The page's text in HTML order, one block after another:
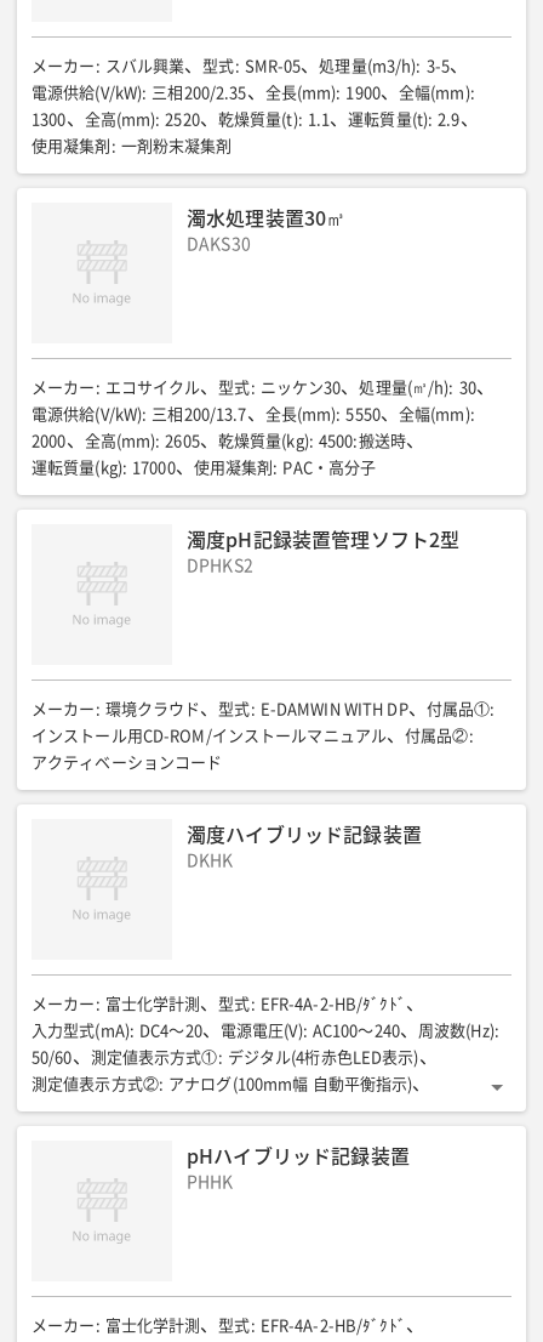
メーカー : スバル興業 型式: SMR-05 処理量(m3/h): 3-5
電源供給(V/kW): 三相200/2.35 全長(mm): 1900 全幅(mm):
1300
全高(mm): 2520 乾燥質量(t): 1.1 運転質量(t): 2.9
使用凝集剤 : 一剤粉末凝集剤
濁水処理装置30㎥
DAKS30
メーカー : エコサイクル 型式: ニッケン30 処理量(㎥/h): 30
電源供給(V/kW): 三相200/13.7 全長(mm): 5550 全幅(mm):
2000
全高(mm): 2605 乾燥質量(kg): 4500:搬送時
運転質量(kg): 17000 使用凝集剤 : PAC・高分子
濁度pH記録装置管理ソフト2型
DPHKS2
メーカー : 環境クラウド 型式: E-DAMWIN WITH DP 付属品①:
インストール用CD-ROM/インストールマニュアル
付属品②:
アクティベーションコード
濁度ハイブリッド記録装置
DKHK
メーカー : 富士化学計測 型式: EFR-4A-2-HB/ﾀﾞｸﾄﾞ
入力型式(mA): DC4〜20 電源電圧(V): AC100〜240 周波数(Hz):
50/60
測定値表示方式①: デジタル(4桁赤色LED表示)
測定値表示方式②: アナログ(100mm幅 自動平衡指示)
ペン記録方式: 赤色フェルトペン 記録紙送り速度(mm/h):
有効記録幅100mm/全長12m/折畳み紙ピッチ40mm
データ保存形式
CSVファイル出力
データ記録周期
周囲温度(℃): 0〜45 相対湿度(%): 85以下 消費電力(VA):
16以下
質量(kg): 約1.7 全長(mm): 144 全幅(mm)
pHハイブリッド記録装置
PHHK
メーカー : 富士化学計測 型式: EFR-4A-2-HB/ﾀﾞｸﾄﾞ